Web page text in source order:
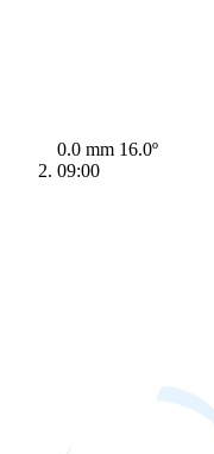
0.0 mm 16.0º
09:00